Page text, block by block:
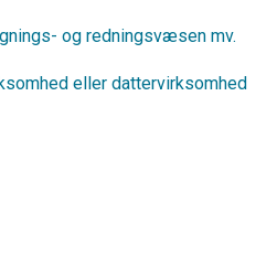
og redningsvæsen mv.
eller dattervirksomhed